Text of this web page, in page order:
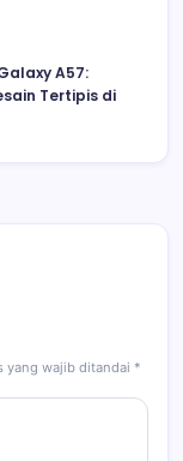
A57:
Tertipis di
yang wajib ditandai *